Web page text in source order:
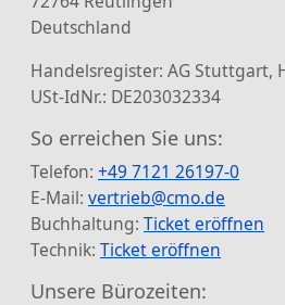
Deutschland
Handelsregister: AG Stuttgart,
USt-IdNr.: DE203032334
So erreichen Sie uns:
Telefon: +49 7121 26197-0
E-Mail: vertrieb@cmo.de
Buchhaltung: Ticket eröffnen
Technik: Ticket eröffnen
Unsere Bürozeiten: